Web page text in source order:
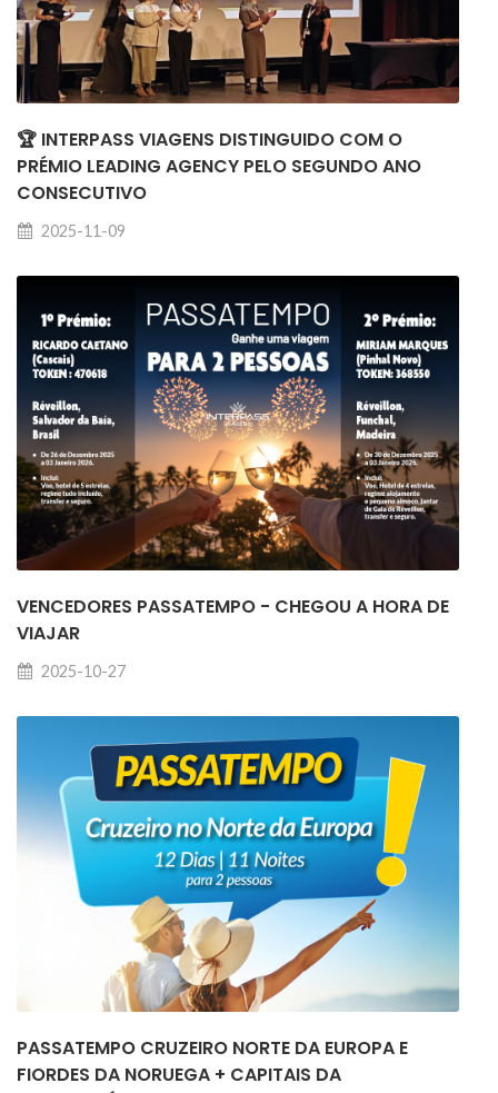
🏆 INTERPASS VIAGENS DISTINGUIDO COM O
PRÉMIO LEADING AGENCY PELO SEGUNDO ANO
CONSECUTIVO
2025-11-09
VENCEDORES PASSATEMPO - CHEGOU A HORA DE
VIAJAR
2025-10-27
PASSATEMPO CRUZEIRO NORTE DA EUROPA E
FIORDES DA NORUEGA + CAPITAIS DA